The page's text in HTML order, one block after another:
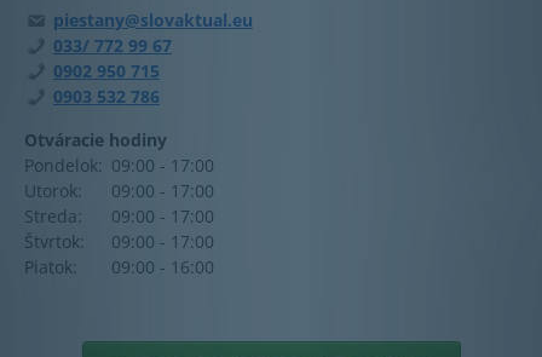
piestany@slovaktual.eu
033/ 772 99 67
0902 950 715
0903 532 786
Otváracie hodiny
Pondelok: 09:00 - 17:00
Utorok:
09:00 - 17:00
Streda:
09:00 - 17:00
Štvrtok:
09:00 - 17:00
Piatok:
09:00 - 16:00